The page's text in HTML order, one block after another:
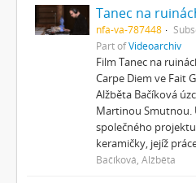
Tanec na
nfa-va-787448
Part ofVideoarchiv
Film Tanec na
Carpe Diem ve Fait
Alžběta Bačíková
Martinou Smutnou.
společného
keramičky, jejíž
Bačíková, Alžběta